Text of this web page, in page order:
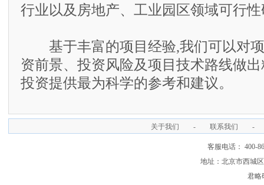
行业以及房地产、工业园区领域可行
基于丰富的项目经验,我们可以对项
资前景、投资风险及项目技术路线做
投资提供最为科学的参考和建议。
关于我们 - 联系我们 -
客服电话： 400-
地址：北京市西城
君略